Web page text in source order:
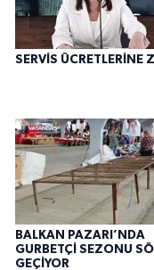
SERVİS ÜCRETLERİNE
BALKAN PAZARI’NDA
GURBETÇİ SEZONU
GEÇİYOR